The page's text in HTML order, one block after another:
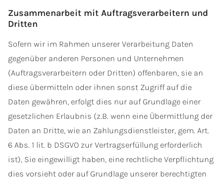
Zusammenarbeit mit Auftragsverarbeitern und
Dritten
Sofern wir im Rahmen unserer Verarbeitung Daten
gegenüber anderen Personen und Unternehmen
(Auftragsverarbeitern oder Dritten) offenbaren, sie an
diese übermitteln oder ihnen sonst Zugriff auf die
Daten gewähren, erfolgt dies nur auf Grundlage einer
gesetzlichen Erlaubnis (z.B. wenn eine Übermittlung der
Daten an Dritte, wie an Zahlungsdienstleister, gem. Art.
6 Abs. 1 lit. b DSGVO zur Vertragserfüllung erforderlich
ist), Sie eingewilligt haben, eine rechtliche Verpflichtung
dies vorsieht oder auf Grundlage unserer berechtigten